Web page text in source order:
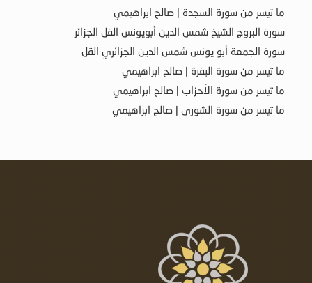
ما تيسر من سورة السجدة | صالح ابراهيمي
سورة البروج الشيخ شمس الدين أبويونس القل الجزائر
سورة الجمعة أبو يونس شمس الدين الجزائري القل
ما تيسر من سورة البقرة | صالح ابراهيمي
ما تيسر من سورة الأحزاب | صالح ابراهيمي
ما تيسر من سورة الشورى | صالح ابراهيمي